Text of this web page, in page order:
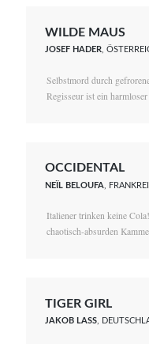
WILDE MAUS
JOSEF HADER ,
Selbstmord durch
Regisseur ist ein
OCCIDENTAL
NEÏL BELOUFA ,
Italiener trinken keine
chaotisch-absurden
TIGER GIRL
JAKOB LASS ,